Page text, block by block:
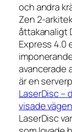
och andra
Zen 2-
åttakanaligt
Express 4.0
avancerade
är en
LaserDisc –
visade
LaserDisc